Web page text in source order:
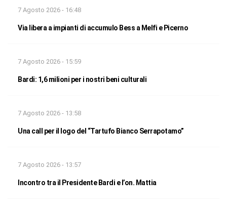
7 Agosto 2026 - 16:48
Via libera a impianti di accumulo Bess a Melfi e Picerno
7 Agosto 2026 - 15:59
Bardi: 1,6 milioni per i nostri beni culturali
7 Agosto 2026 - 13:58
Una call per il logo del “Tartufo Bianco Serrapotamo”
7 Agosto 2026 - 13:57
Incontro tra il Presidente Bardi e l’on. Mattia